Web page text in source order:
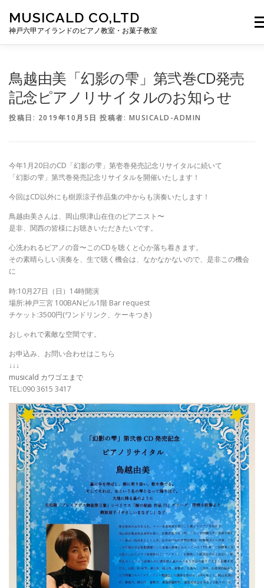
MUSICALD CO,LTD
神戸六甲アイランドのピアノ教室・お菓子教室
メ
鳥越由美「幻影の雫」第弐巻CD発売
記念ピアノリサイタルのお知らせ
投稿日: 2019年10月5日 投稿者: MUSICALD-ADMIN
今年1月20日のCD「幻影の雫」第壱巻発売記念リサイタルに続いて
「幻影の雫」第弐巻発売記念リサイタルを開催いたします！
今回はCD以外にも樹原涼子作品集の中からも演奏いたします！
鳥越由美さんは、岡山県津山在住のピアニスト〜
是非、関西の皆様にお聴きいただきたいです。
心洗われるピアノの音〜このCDを聴くと心か落ち着きます。
その素晴らしい演奏を、生で聴く機会は、なかなかないので、是非この機会
に
時:10月27日（日）14時開演
場所:神戸三宮 100BANビル1階 Bar request
チケット:3500円(ワンドリンク、ケーキつき)
おしゃれで素敵な空間です。
お申込み、お問い合わせはこちら
↓↓↓
musicald カワゴエまで
TEL:090 3615 3417